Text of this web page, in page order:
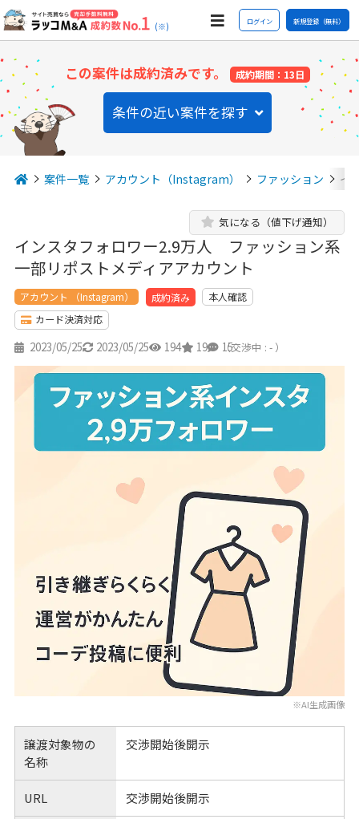
(※) ログイン 新規登録（無料）
この案件は成約済みです。 成約期間：13日
条件の近い案件を探す
案件一覧 アカウント（Instagram） ファッション イ
インスタフォロワー2.9万人 ファッション系
一部リポストメディアアカウント
気になる（値下げ通知）
アカウント （Instagram） 成約済み
本人確認
カード決済対応
2023/05/25 2023/05/25 194 19 15
（交渉中 : - ）
※AI生成画像
譲渡対象物の
名称
交渉開始後開示
URL 交渉開始後開示